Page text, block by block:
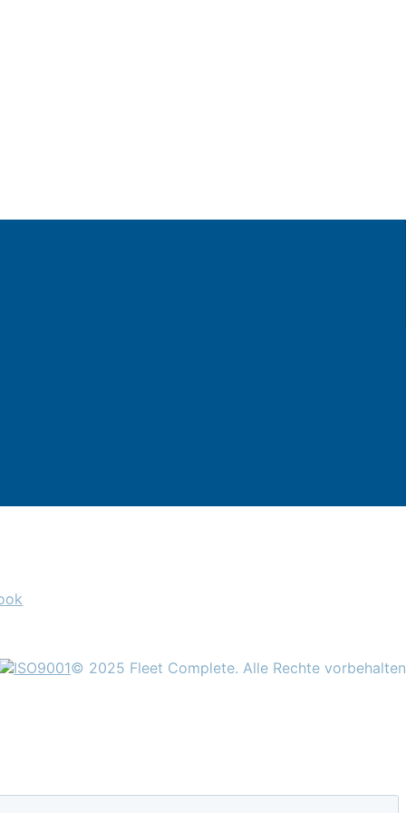
© 2025 Fleet Complete. Alle Rechte vorbehalten